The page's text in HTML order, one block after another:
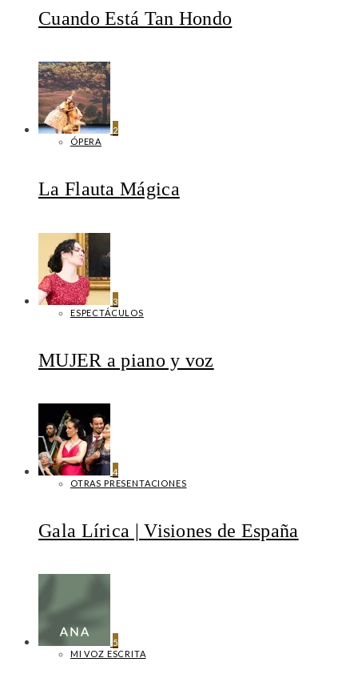
Cuando Está Tan Hondo
2
ÓPERA
La Flauta Mágica
3
ESPECTÁCULOS
MUJER a piano y voz
4
OTRAS PRESENTACIONES
Gala Lírica | Visiones de España
5
MI VOZ ESCRITA